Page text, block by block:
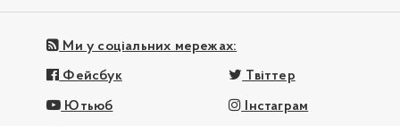
Ми у соціальних мережах:
Фейсбук Твіттер
Ютьюб Інстаграм